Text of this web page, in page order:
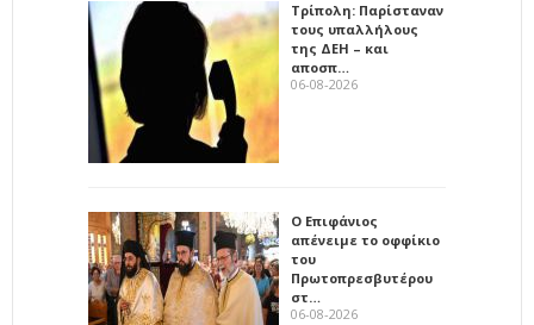
Τρίπολη: Παρίσταναν
τους υπαλλήλους
της ΔΕΗ – και
αποσπ…
06-08-2026
Ο Επιφάνιος
απένειμε το οφφίκιο
του
Πρωτοπρεσβυτέρου
στ…
06-08-2026